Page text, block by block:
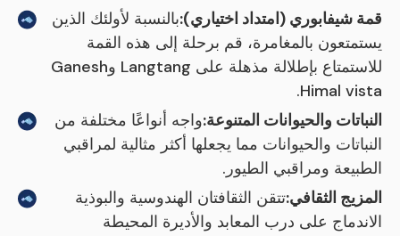
قمة شيفابوري (امتداد اختياري):بالنسبة لأولئك الذين
يستمتعون بالمغامرة، قم برحلة إلى هذه القمة
للاستمتاع بإطلالة مذهلة على Langtang وGanesh
Himal vista.
النباتات والحيوانات المتنوعة:واجه أنواعًا مختلفة من
النباتات والحيوانات مما يجعلها أكثر مثالية لمراقبي
الطبيعة ومراقبي الطيور.
المزيج الثقافي:تتقن الثقافتان الهندوسية والبوذية
الاندماج على درب المعابد والأديرة المحيطة